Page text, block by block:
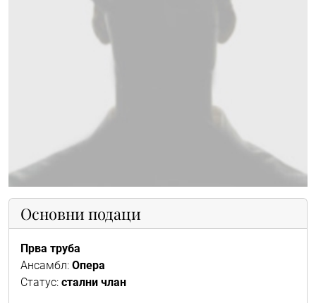
Основни подаци
Прва труба
Ансамбл: Опера
Статус: стални члан